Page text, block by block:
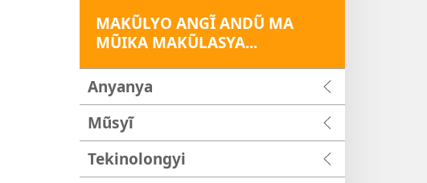
MAKŨLYO ANGĨ ANDŨ MA
MŨIKA MAKŨLASYA...
Anyanya
Mũsyĩ
Tekinolongyi